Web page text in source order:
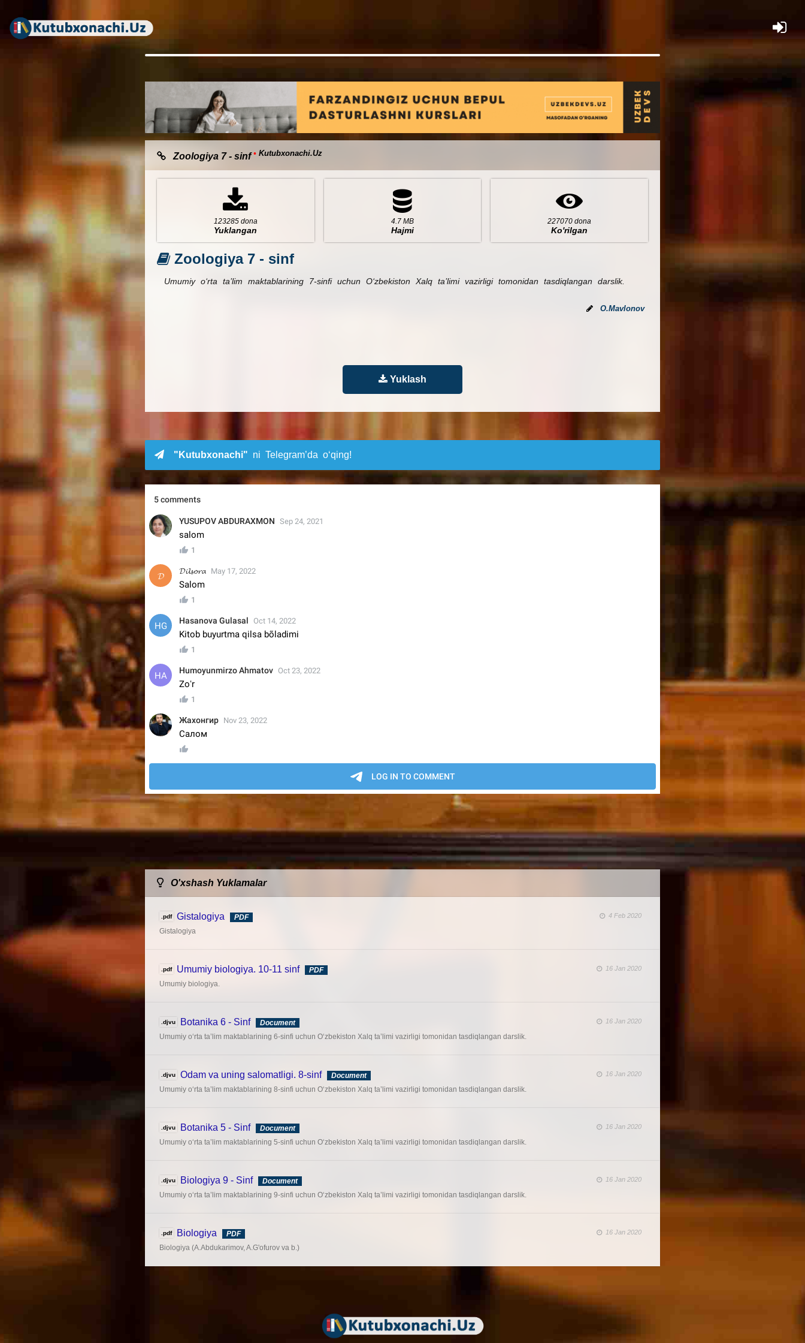
×
Zoologiya 7 - sinf• Kutubxonachi.Uz
123285 dona
Yuklangan
4.7 MB
Hajmi
227070 dona
Ko'rilgan
Zoologiya 7 - sinf
Umumiy o‘rta ta’lim maktablarining 7-sinfi uchun O‘zbekiston Xalq ta’limi vazirligi tomonidan tasdiqlangan darslik.
O.Mavlonov
Yuklash
"Kutubxonachi" ni Telegram’da o‘qing!
O'xshash Yuklamalar
.pdf Gistalogiya PDF 4 Feb 2020
Gistalogiya
.pdf Umumiy biologiya. 10-11 sinf PDF 16 Jan 2020
Umumiy biologiya.
.djvu Botanika 6 - Sinf Document 16 Jan 2020
Umumiy o‘rta ta’lim maktablarining 6-sinfi uchun O‘zbekiston Xalq ta’limi vazirligi tomonidan tasdiqlangan darslik.
.djvu Odam va uning salomatligi. 8-sinf Document 16 Jan 2020
Umumiy o‘rta ta’lim maktablarining 8-sinfi uchun O‘zbekiston Xalq ta’limi vazirligi tomonidan tasdiqlangan darslik.
.djvu Botanika 5 - Sinf Document 16 Jan 2020
Umumiy o‘rta ta’lim maktablarining 5-sinfi uchun O‘zbekiston Xalq ta’limi vazirligi tomonidan tasdiqlangan darslik.
.djvu Biologiya 9 - Sinf Document 16 Jan 2020
Umumiy o‘rta ta’lim maktablarining 9-sinfi uchun O‘zbekiston Xalq ta’limi vazirligi tomonidan tasdiqlangan darslik.
.pdf Biologiya PDF 16 Jan 2020
Biologiya (A.Abdukarimov, A.G'ofurov va b.)